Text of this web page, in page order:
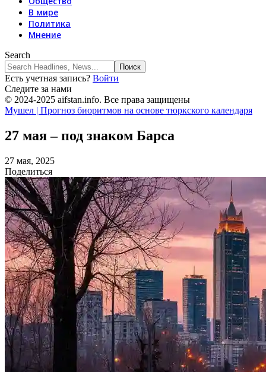
В мире
Политика
Мнение
Search
Есть учетная запись? Войти
Следите за нами
© 2024-2025 aifstan.info. Все права защищены
Мушел | Прогноз биоритмов на основе тюркского календаря
27 мая – под знаком Барса
27 мая, 2025
Поделиться